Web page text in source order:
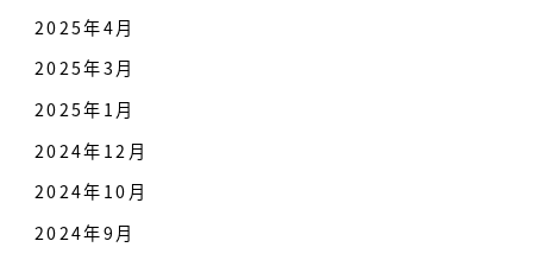
2025年4月
2025年3月
2025年1月
2024年12月
2024年10月
2024年9月